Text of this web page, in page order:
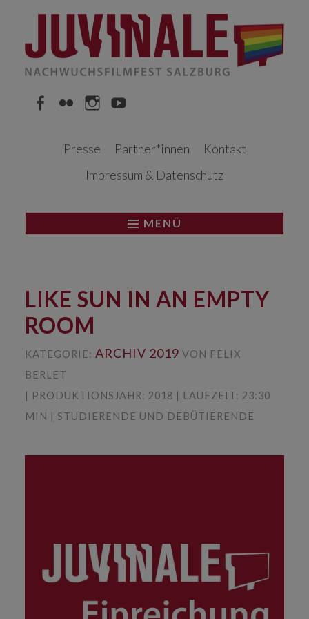
Inhalt
Presse
Partner*innen
Kontakt
Impressum & Datenschutz
MENÜ
LIKE SUN IN AN EMPTY
ROOM
KATEGORIE: ARCHIV 2019 VON FELIX
BERLET
| PRODUKTIONSJAHR: 2018 | LAUFZEIT: 23:30
MIN | STUDIERENDE UND DEBÜTIERENDE